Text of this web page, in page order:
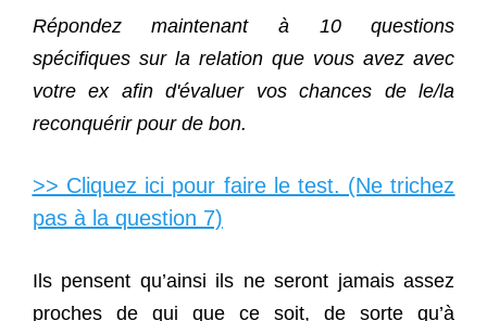
Répondez maintenant à 10 questions
spécifiques sur la relation que vous avez avec
votre ex afin d'évaluer vos chances de le/la
reconquérir pour de bon.
>> Cliquez ici pour faire le test. (Ne trichez
pas à la question 7)
Ils pensent qu’ainsi ils ne seront jamais assez
proches de qui que ce soit, de sorte qu’à